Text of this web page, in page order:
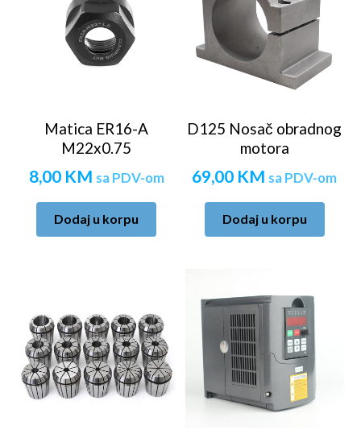
Matica ER16-A
M22x0.75
8,00 KM sa PDV-om
Dodaj u korpu
D125 Nosač obradnog
motora
69,00 KM sa PDV-om
Dodaj u korpu